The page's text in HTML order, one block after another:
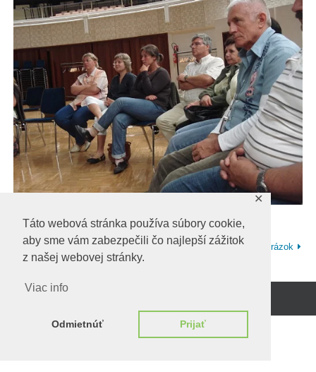
Táto webová stránka používa súbory cookie,
aby sme vám zabezpečili čo najlepší zážitok
z našej webovej stránky.
Viac info
Odmietnúť Prijať
✕
Predchadzajúci obrázok Ďalší obrázok